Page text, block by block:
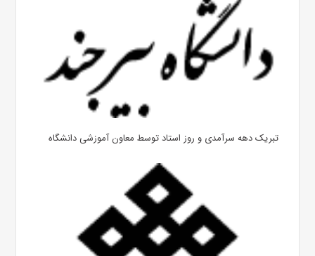
تبریک دهه سرآمدی و روز استاد توسط معاون آموزشی دانشگاه